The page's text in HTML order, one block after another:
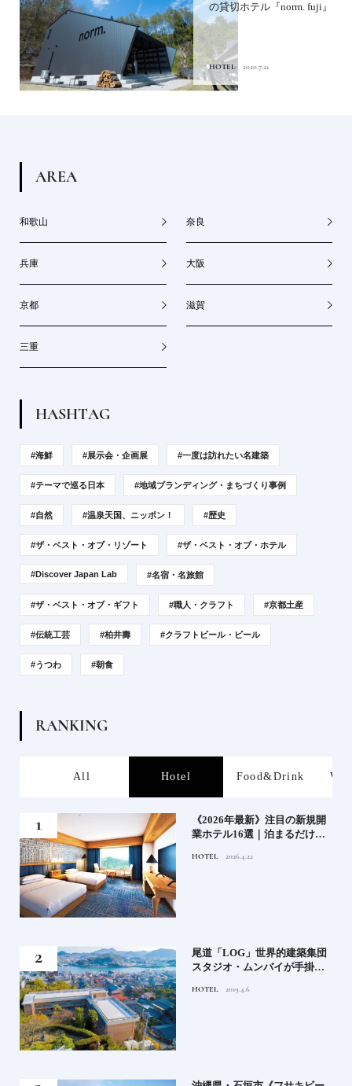
の貸切ホテル『norm. fuji』
HOTEL 2020.7.21
AREA
和歌山 奈良
兵庫 大阪
京都 滋賀
三重
HASHTAG
#海鮮 #展示会・企画展 #一度は訪れたい名建築
#テーマで巡る日本 #地域ブランディング・まちづくり事例
#自然 #温泉天国、ニッポン！ #歴史
#ザ・ベスト・オブ・リゾート #ザ・ベスト・オブ・ホテル
#Discover Japan Lab #名宿・名旅館
#ザ・ベスト・オブ・ギフト #職人・クラフト #京都土産
#伝統工芸 #柏井壽 #クラフトビール・ビール
#うつわ #朝食
RANKING
All Hotel Food&Drink
《2026年最新》注目の新規開
業ホテル16選｜泊まるだけで
ル
HOTEL 2026.4.22
尾道「LOG」世界的建築集団
スタジオ・ムンバイが手掛け
HOTEL 2019.4.6